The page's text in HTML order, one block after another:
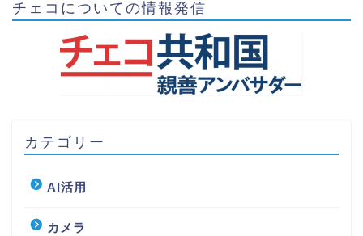
チェコについての情報発信
カテゴリー
AI活用
カメラ